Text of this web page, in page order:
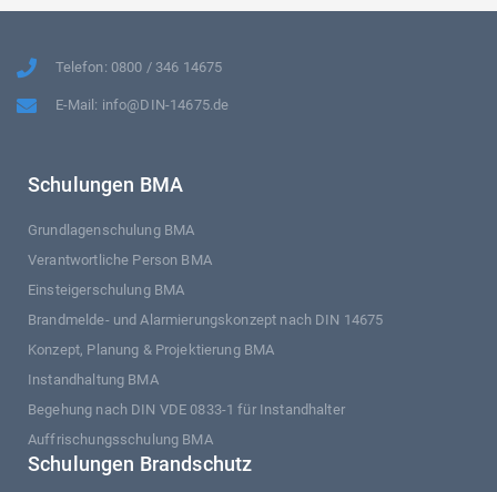
Telefon: 0800 / 346 14675
E-Mail: info@DIN-14675.de
Schulungen BMA
Grundlagenschulung BMA
Verantwortliche Person BMA
Einsteigerschulung BMA
Brandmelde- und Alarmierungskonzept nach DIN 14675
Konzept, Planung & Projektierung BMA
Instandhaltung BMA
Begehung nach DIN VDE 0833-1 für Instandhalter
Auffrischungsschulung BMA
Schulungen Brandschutz